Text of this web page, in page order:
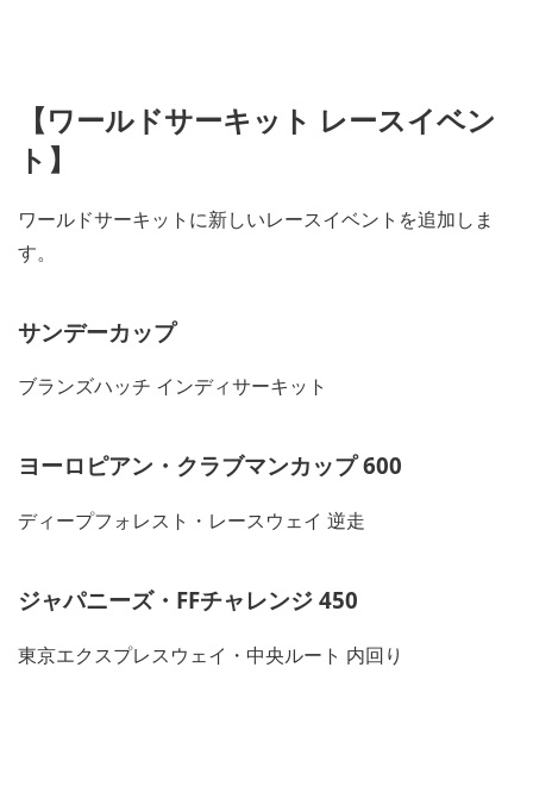
【ワールドサーキット レースイベン
ト】
ワールドサーキットに新しいレースイベントを追加しま
す。
サンデーカップ
ブランズハッチ インディサーキット
ヨーロピアン・クラブマンカップ 600
ディープフォレスト・レースウェイ 逆走
ジャパニーズ・FFチャレンジ 450
東京エクスプレスウェイ・中央ルート 内回り